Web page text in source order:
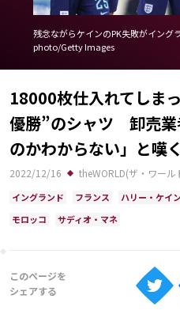
日程・結果
Schedule
ランキング
Ranking
大会について
About
残念ながらケインのPK失敗がイング
photo/Getty Images
18000枚仕入れてしま
優勝”のシャツ 卸売業
のかわからない」と嘆く
2022/12/16 theWORLD(ザ・ワール
イングランド フランス ハリー・ケイ
モロッコ
サディオ・マネ